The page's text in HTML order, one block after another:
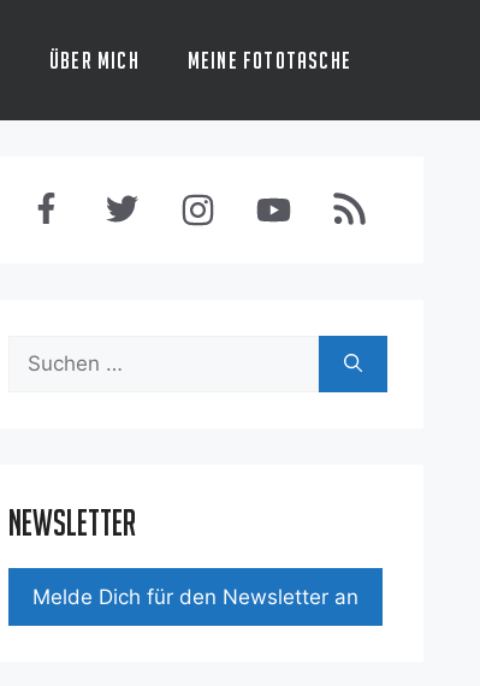
Über mich Meine Fototasche
Suchen
Newsletter
Mel­de Dich für den News­let­ter an